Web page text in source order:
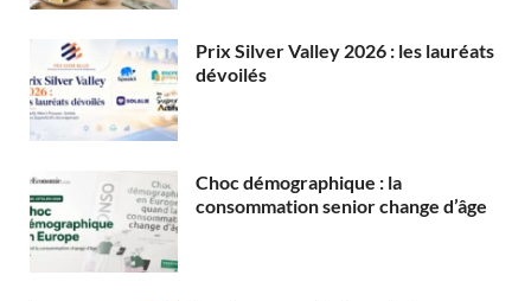
Prix Silver Valley 2026 : les lauréats
dévoilés
Choc démographique : la
consommation senior change d’âge